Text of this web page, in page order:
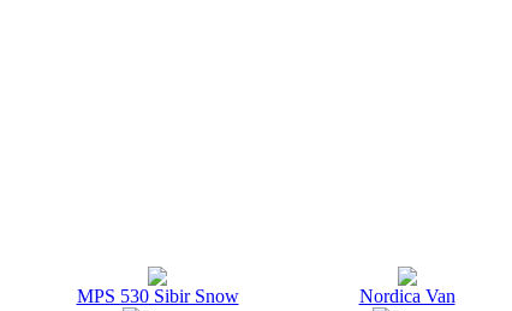
MPS 530 Sibir Snow Nordica Van